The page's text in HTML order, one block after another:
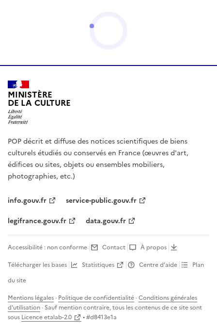
MINISTÈRE
DE LA CULTURE
POP décrit et diffuse des notices scientifiques de biens
culturels étudiés ou conservés en France (œuvres d'art,
édifices ou sites, objets ou ensembles mobiliers,
photographies, etc.)
info.gouv.fr
service-public.gouv.fr
legifrance.gouv.fr
data.gouv.fr
Accessibilité : non conforme Contact
À propos
Télécharger les bases
Statistiques Centre d’aide
Plan
du site
Mentions légales · Politique de confidentialité ·Conditions générales
d'utilisation · Sauf mention contraire, tous les contenus de ce site sont
sous Licence etalab-2.0 • #d8413e1a